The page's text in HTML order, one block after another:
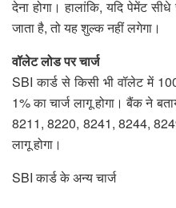
देना होगा। हालांकि, यदि पेमेंट
जाता है, तो यह शुल्क नहीं लगेगा।
वॉलेट लोड पर चार्ज
SBI कार्ड से किसी भी वॉलेट में
1% का चार्ज लागू होगा। बैंक ने
8211, 8220, 8241, 8244,
लागू होगा।
SBI कार्ड के अन्य चार्ज